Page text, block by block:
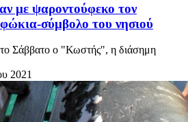
με ψαροντούφεκο τον
σύμβολο του νησιού
Σάββατο ο "Κωστής", η διάσημη
2021